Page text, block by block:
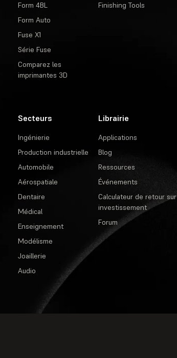
Form 4BL
Form Auto
Fuse X1
Série Fuse
Comparez les
imprimantes 3D
Finishing Tools
Secteurs
Ingénierie
Production industrielle
Automobile
Aérospatiale
Dentaire
Médical
Enseignement
Modélisme
Joaillerie
Audio
Librairie
Applications
Blog
Ressources
Événements
Calculateur de retour sur
investissement
Forum